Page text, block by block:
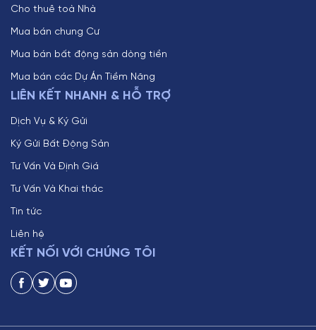
Cho thuê toà Nhà
Mua bán chung Cư
Mua bán bất động sản dòng tiền
Mua bán các Dự Án Tiềm Năng
LIÊN KẾT NHANH & HỖ TRỢ
Dịch Vụ & Ký Gửi
Ký Gửi Bất Động Sản
Tư Vấn Và Định Giá
Tư Vấn Và Khai thác
Tin tức
Liên hệ
KẾT NỐI VỚI CHÚNG TÔI